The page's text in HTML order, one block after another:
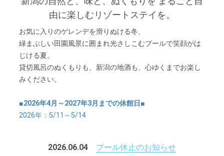
由に楽しむリゾートステイを。
お気に入りのゲレンデを滑りぬける冬、
緑まぶしい田園風景に囲まれ光さしこむプールで笑顔がは
じける夏。
貸切風呂のぬくもりも、新潟の地酒も、心ゆくまでお楽し
みください。
■2026年4月～2027年3月までの休館日■
2026年：5/11～5/14
2026.06.04 プール休止のお知らせ